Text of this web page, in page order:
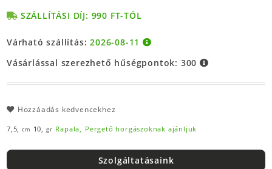
SZÁLLÍTÁSI DÍJ: 990 FT-TÓL
Várható szállítás:2026-08-11
Vásárlással szerezhető hűségpontok: 300
Hozzáadás kedvencekhez
7,5, cm 10, gr Rapala, Pergető horgászoknak ajánljuk
Szolgáltatásaink